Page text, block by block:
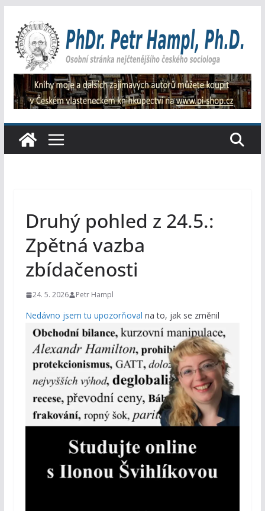
obsah
Druhý pohled z 24.5.:
Zpětná vazba
zbídačenosti
24. 5. 2026 Petr Hampl
Nedávno jsem tu upozorňoval na to, jak se změnil